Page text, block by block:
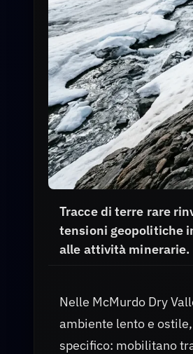
Tracce di terre rare
tensioni geopolitiche
alle attività minerarie.
Nelle McMurdo Dry
ambiente lento e
specifico: mobilitano